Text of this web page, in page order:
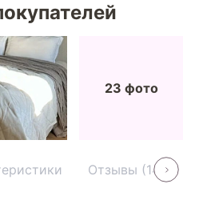
23 фото
Отзывы (14)